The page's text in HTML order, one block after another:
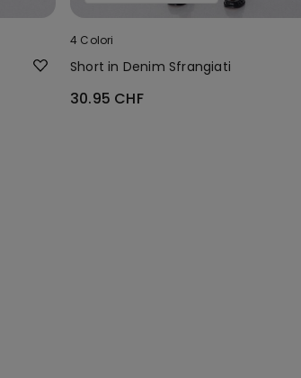
4 Colori
Short in Denim Sfrangiati
30.95 CHF